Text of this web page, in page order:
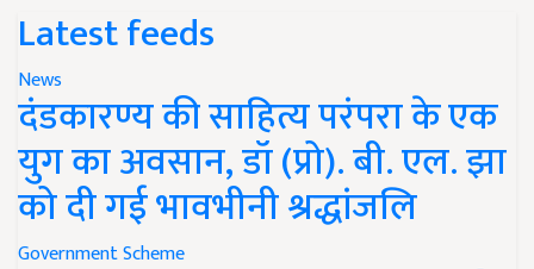
Latest feeds
News
दंडकारण्य की साहित्य परंपरा के एक
युग का अवसान, डॉ (प्रो). बी. एल. झा
को दी गई भावभीनी श्रद्धांजलि
Government Scheme